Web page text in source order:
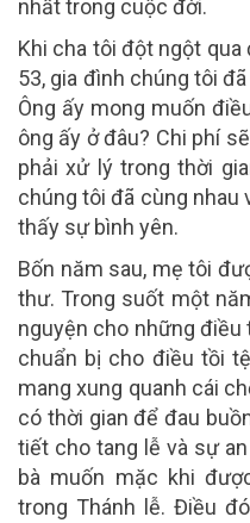
nhất trong cuộc đời.
Khi cha tôi đột ngột
53, gia đình chúng tôi
Ông ấy mong muốn
ông ấy ở đâu? Chi phí
phải xử lý trong thời
chúng tôi đã cùng nhau
thấy sự bình yên.
Bốn năm sau, mẹ tôi
thư. Trong suốt một
nguyện cho những
chuẩn bị cho điều tồi
mang xung quanh cái
có thời gian để đau
tiết cho tang lễ và sự
bà muốn mặc khi
trong Thánh lễ. Điều